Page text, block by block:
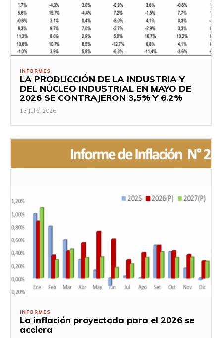
INFORMES
LA PRODUCCIÓN DE LA INDUSTRIA Y
DEL NÚCLEO INDUSTRIAL EN MAYO DE
2026 SE CONTRAJERON 3,5% Y 6,2%
13 Julio, 2026
INFORMES
La inflación proyectada para el 2026 se
acelera